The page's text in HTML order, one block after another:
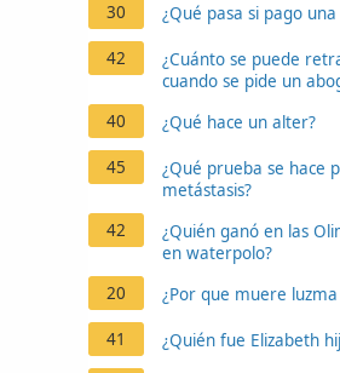
30 ¿Qué pasa si pago
42
¿Cuánto se puede
cuando se pide un
40
¿Qué hace un alter?
45
¿Qué prueba se hace
metástasis?
42
¿Quién ganó en las
en waterpolo?
20
¿Por que muere luzma
41 ¿Quién fue Elizabeth